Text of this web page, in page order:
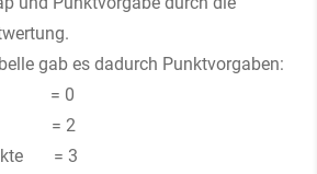
gab es dadurch Punktvorgaben:
= 0
= 2
= 3